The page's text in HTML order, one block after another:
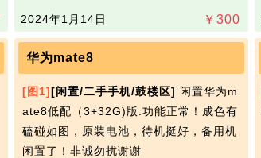
￥ 300
2024年1月14日
华为mate8
[图1][闲置/二手手机/鼓楼区] 闲置华为m
ate8低配（3+32G)版.功能正常！​‌‌成色有
磕碰如图，原装电池，待机挺好，备用机
闲置了！非诚勿扰谢谢